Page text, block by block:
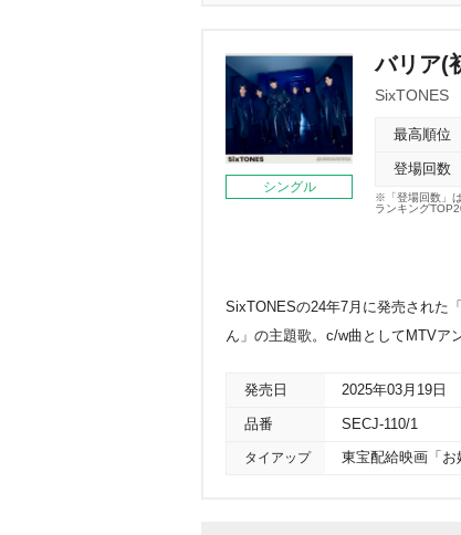
シングル
バリア(
SixTONES
最高順位
登場回数
※「登場回数」は
ランキング
SixTONESの24年7月に発売された
ん」の主題歌。c/w曲としてMTVア
発売日 2025年03月19日
品番 SECJ-110/1
タイアップ 東宝配給映画「お